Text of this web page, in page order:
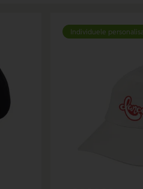
Individuele